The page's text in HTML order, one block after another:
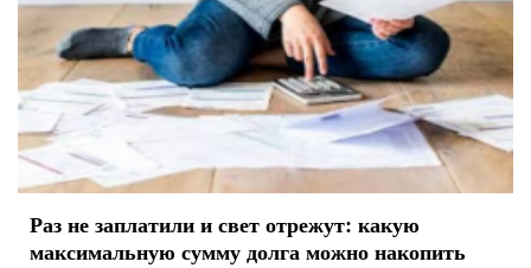
Раз не заплатили и свет отрежут: какую
максимальную сумму долга можно накопить